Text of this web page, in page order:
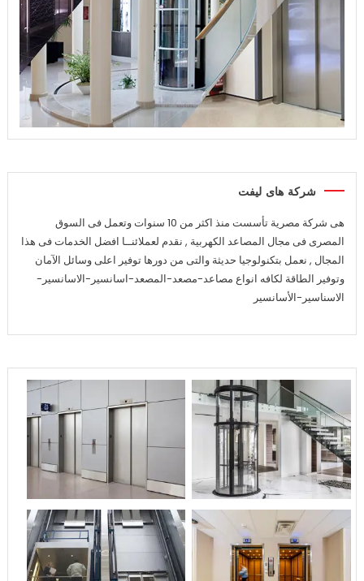
شركة هاى ليفت
هى شركة مصرية تأسست منذ اكثر من 10 سنوات وتعمل فى السوق
المصرى فى مجال المصاعد الكهربية , نقدم لعملائنــا افضل الخدمات فى هذا
المجال , نعمل بتكنولوجيا حديثة والتى من دورها توفير اعلى وسائل الآمان
وتوفير الطاقة لكافه انواع مصاعد-مصعد-المصعد-اسانسير-الاسانسير-
الاسناسير-الأسانسير